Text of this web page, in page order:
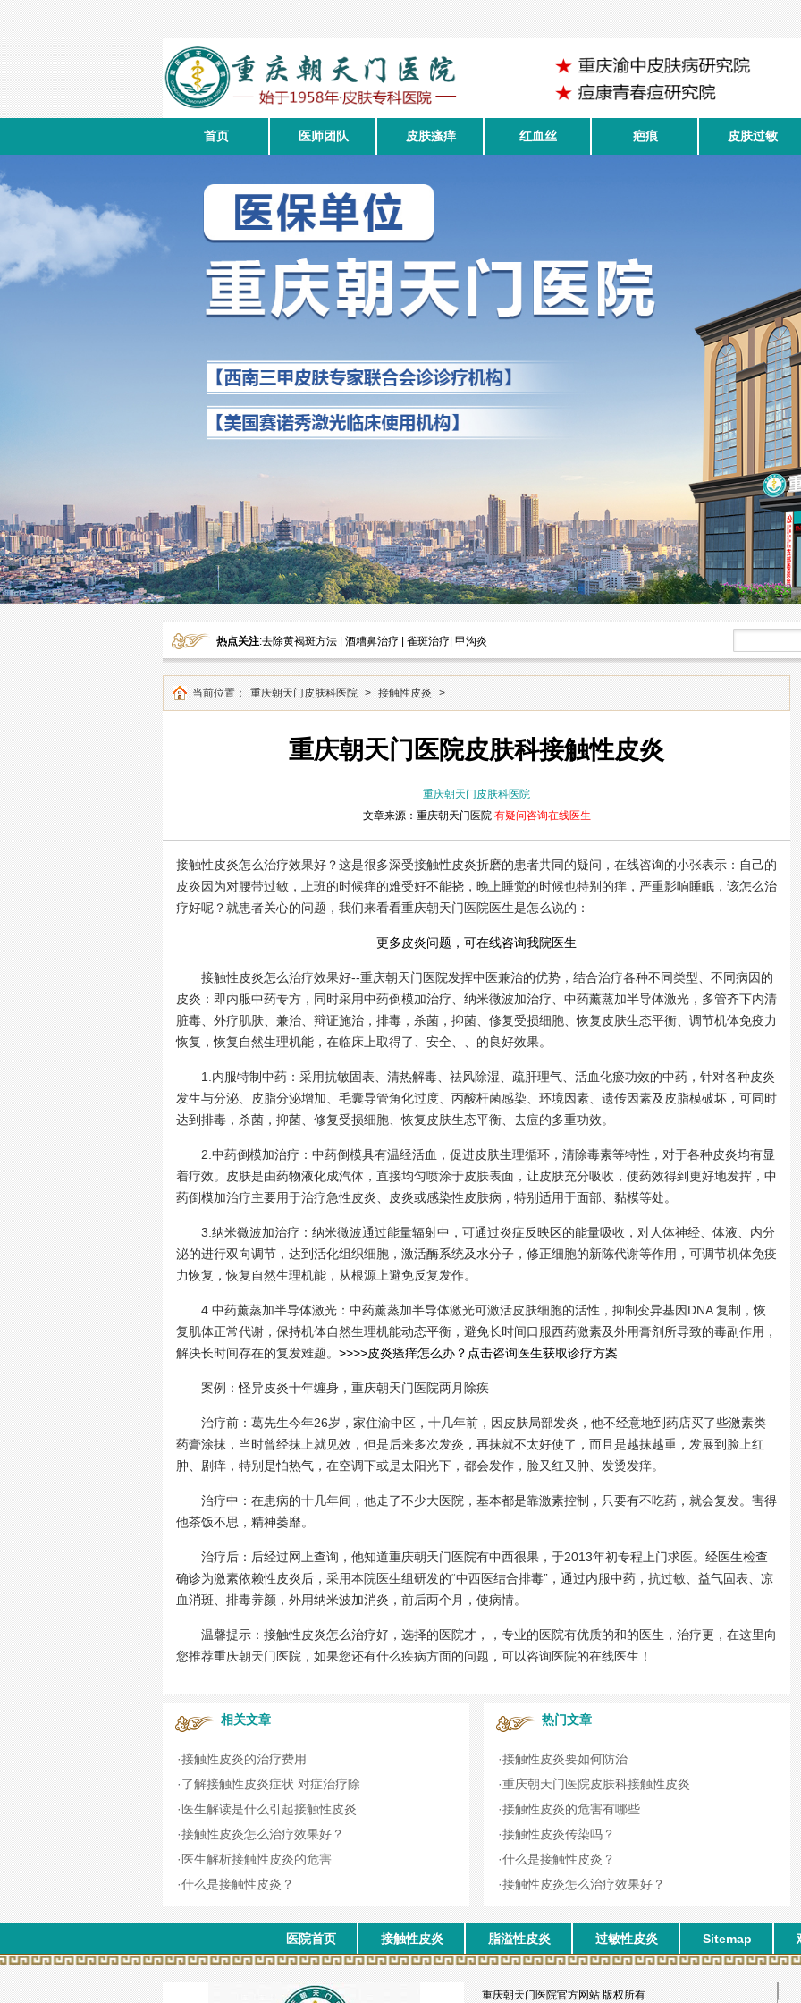
首页 医师团队 皮肤瘙痒 红血丝 疤痕 皮肤过敏
热点关注:去除黄褐斑方法 | 酒糟鼻治疗 | 雀斑治疗| 甲沟炎
当前位置： 重庆朝天门皮肤科医院 > 接触性皮炎 >
重庆朝天门医院皮肤科接触性皮炎
重庆朝天门皮肤科医院
文章来源：重庆朝天门医院 有疑问咨询在线医生
接触性皮炎怎么治疗效果好？这是很多深受接触性皮炎折磨的患者共同的疑问，在线咨询的小张表示：自己的
皮炎因为对腰带过敏，上班的时候痒的难受好不能挠，晚上睡觉的时候也特别的痒，严重影响睡眠，该怎么治
疗好呢？就患者关心的问题，我们来看看重庆朝天门医院医生是怎么说的：
更多皮炎问题，可在线咨询我院医生
接触性皮炎怎么治疗效果好--重庆朝天门医院发挥中医兼治的优势，结合治疗各种不同类型、不同病因的
皮炎：即内服中药专方，同时采用中药倒模加治疗、纳米微波加治疗、中药薰蒸加半导体激光，多管齐下内清
脏毒、外疗肌肤、兼治、辩证施治，排毒，杀菌，抑菌、修复受损细胞、恢复皮肤生态平衡、调节机体免疫力
恢复，恢复自然生理机能，在临床上取得了、安全、、的良好效果。
1.内服特制中药：采用抗敏固表、清热解毒、祛风除湿、疏肝理气、活血化瘀功效的中药，针对各种皮炎
发生与分泌、皮脂分泌增加、毛囊导管角化过度、丙酸杆菌感染、环境因素、遗传因素及皮脂模破坏，可同时
达到排毒，杀菌，抑菌、修复受损细胞、恢复皮肤生态平衡、去痘的多重功效。
2.中药倒模加治疗：中药倒模具有温经活血，促进皮肤生理循环，清除毒素等特性，对于各种皮炎均有显
着疗效。皮肤是由药物液化成汽体，直接均匀喷涂于皮肤表面，让皮肤充分吸收，使药效得到更好地发挥，中
药倒模加治疗主要用于治疗急性皮炎、皮炎或感染性皮肤病，特别适用于面部、黏模等处。
3.纳米微波加治疗：纳米微波通过能量辐射中，可通过炎症反映区的能量吸收，对人体神经、体液、内分
泌的进行双向调节，达到活化组织细胞，激活酶系统及水分子，修正细胞的新陈代谢等作用，可调节机体免疫
力恢复，恢复自然生理机能，从根源上避免反复发作。
4.中药薰蒸加半导体激光：中药薰蒸加半导体激光可激活皮肤细胞的活性，抑制变异基因DNA 复制，恢
复肌体正常代谢，保持机体自然生理机能动态平衡，避免长时间口服西药激素及外用膏剂所导致的毒副作用，
解决长时间存在的复发难题。 >>>>皮炎瘙痒怎么办？点击咨询医生获取诊疗方案
案例：怪异皮炎十年缠身，重庆朝天门医院两月除疾
治疗前：葛先生今年26岁，家住渝中区，十几年前，因皮肤局部发炎，他不经意地到药店买了些激素类
药膏涂抹，当时曾经抹上就见效，但是后来多次发炎，再抹就不太好使了，而且是越抹越重，发展到脸上红
肿、剧痒，特别是怕热气，在空调下或是太阳光下，都会发作，脸又红又肿、发烫发痒。
治疗中：在患病的十几年间，他走了不少大医院，基本都是靠激素控制，只要有不吃药，就会复发。害得
他茶饭不思，精神萎靡。
治疗后：后经过网上查询，他知道重庆朝天门医院有中西很果，于2013年初专程上门求医。经医生检查
确诊为激素依赖性皮炎后，采用本院医生组研发的“中西医结合排毒”，通过内服中药，抗过敏、益气固表、凉
血消斑、排毒养颜，外用纳米波加消炎，前后两个月，使病情。
温馨提示：接触性皮炎怎么治疗好，选择的医院才，，专业的医院有优质的和的医生，治疗更，在这里向
您推荐重庆朝天门医院，如果您还有什么疾病方面的问题，可以咨询医院的在线医生！
相关文章
·接触性皮炎的治疗费用
·了解接触性皮炎症状 对症治疗除
·医生解读是什么引起接触性皮炎
·接触性皮炎怎么治疗效果好？
·医生解析接触性皮炎的危害
·什么是接触性皮炎？
热门文章
·接触性皮炎要如何防治
·重庆朝天门医院皮肤科接触性皮炎
·接触性皮炎的危害有哪些
·接触性皮炎传染吗？
·什么是接触性皮炎？
·接触性皮炎怎么治疗效果好？
医院首页 接触性皮炎 脂溢性皮炎 过敏性皮炎 Sitemap
重庆朝天门医院官方网站 版权所有